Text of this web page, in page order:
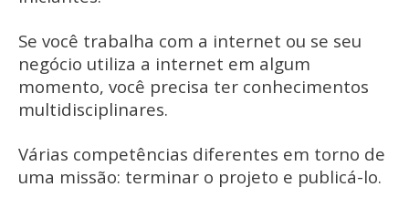
Se você trabalha com a internet ou se seu
negócio utiliza a internet em algum
momento, você precisa ter conhecimentos
multidisciplinares.
Várias competências diferentes em torno de
uma missão: terminar o projeto e publicá-lo.